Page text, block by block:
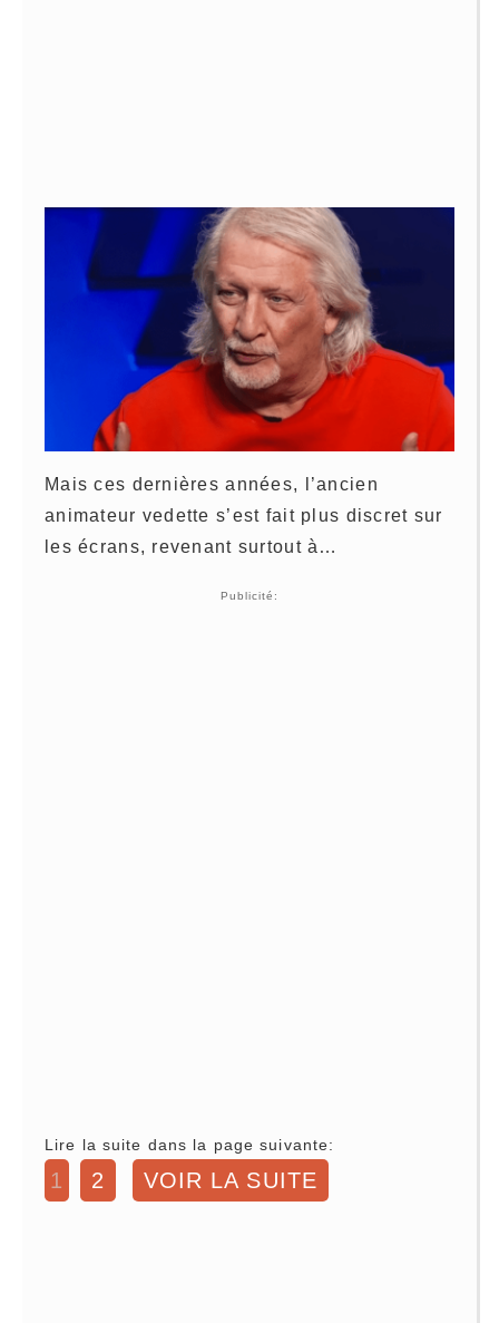
Mais ces dernières années, l’ancien
animateur vedette s’est fait plus discret sur
les écrans, revenant surtout à…
Publicité:
Lire la suite dans la page suivante:
1 2 VOIR LA SUITE